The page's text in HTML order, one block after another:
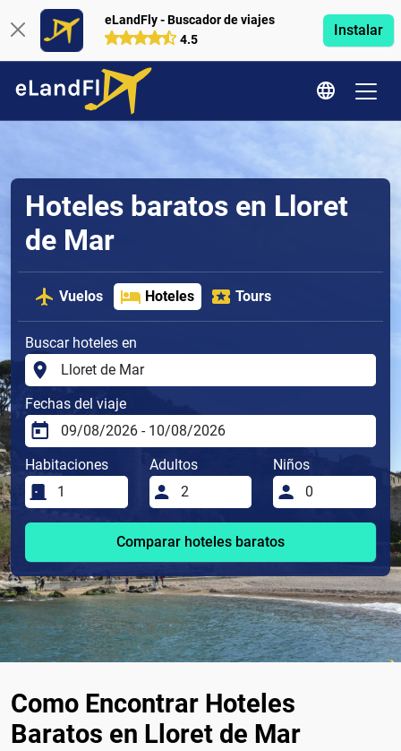
eLandFly - Buscador de viajes
4.5
Instalar
Hoteles baratos en Lloret
de Mar
Vuelos Hoteles Tours
Buscar hoteles en
Fechas del viaje
Habitaciones Adultos Niños
Comparar hoteles baratos
Como Encontrar Hoteles
Baratos en Lloret de Mar